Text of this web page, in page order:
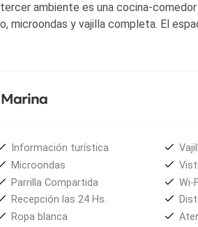
ambiente es una cocina-
microondas y vajilla completa. El
dormitorio con dos camas y
el establecimiento se encuentran el
de El Calafate
y
Marina
Información turística
Microondas
Parrilla Compartida
Recepción las 24 Hs.
Ropa blanca
Wi-